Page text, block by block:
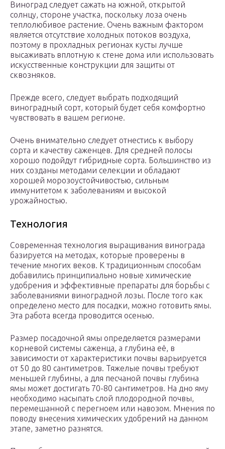
Виноград следует сажать на южной, открытой
солнцу, стороне участка, поскольку лоза очень
теплолюбивое растение. Очень важным фактором
является отсутствие холодных потоков воздуха,
поэтому в прохладных регионах кусты лучше
высаживать вплотную к стене дома или использовать
искусственные конструкции для защиты от
сквозняков.
Прежде всего, следует выбрать подходящий
виноградный сорт, который будет себя комфортно
чувствовать в вашем регионе.
Очень внимательно следует отнестись к выбору
сорта и качеству саженцев. Для средней полосы
хорошо подойдут гибридные сорта. Большинство из
них созданы методами селекции и обладают
хорошей морозоустойчивостью, сильным
иммунитетом к заболеваниям и высокой
урожайностью.
Технология
Современная технология выращивания винограда
базируется на методах, которые проверены в
течение многих веков. К традиционным способам
добавились принципиально новые химические
удобрения и эффективные препараты для борьбы с
заболеваниями виноградной лозы. После того как
определено место для посадки, можно готовить ямы.
Эта работа всегда проводится осенью.
Размер посадочной ямы определяется размерами
корневой системы саженца, а глубина её, в
зависимости от характеристики почвы варьируется
от 50 до 80 сантиметров. Тяжелые почвы требуют
меньшей глубины, а для песчаной почвы глубина
ямы может достигать 70-80 сантиметров. На дно яму
необходимо насыпать слой плодородной почвы,
перемешанной с перегноем или навозом. Мнения по
поводу внесения химических удобрений на данном
этапе, заметно разнятся.